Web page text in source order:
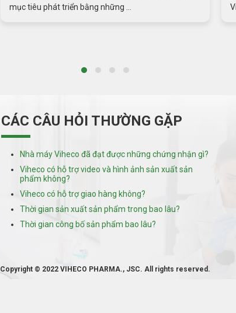
Viheco xin trân trọng gửi đến ...
CÁC CÂU HỎI THƯỜNG GẶP
Nhà máy Viheco đã đạt được những chứng nhận gì?
Viheco có hỗ trợ video và hình ảnh sản xuất sản
phẩm không?
Viheco có hỗ trợ giao hàng không?
Thời gian sản xuất sản phẩm trong bao lâu?
Thời gian công bố sản phẩm bao lâu?
Copyright © 2022 VIHECO PHARMA., JSC. All rights reserved.